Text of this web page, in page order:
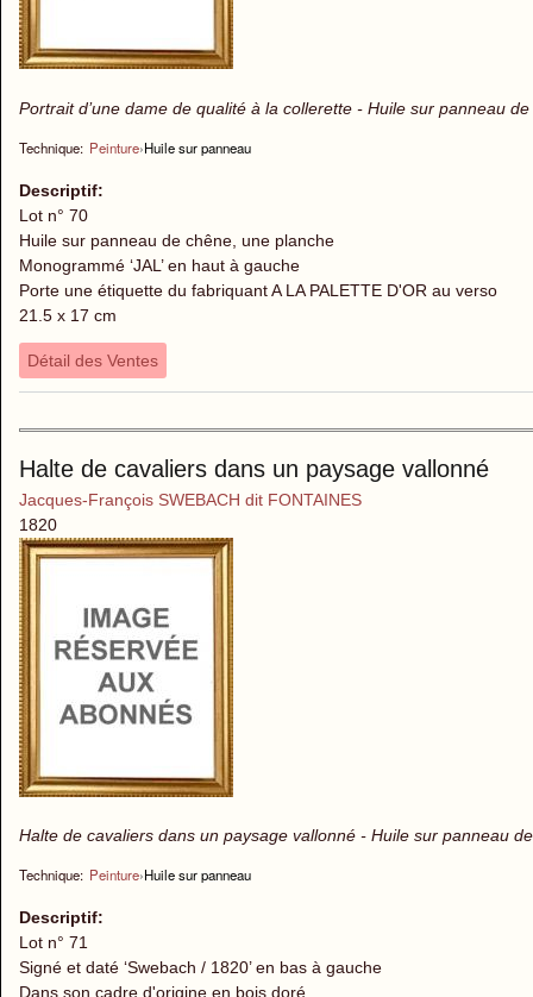
Portrait d’une dame de qualité à la collerette - Huile sur panneau
Technique: Peinture›Huile sur panneau
Descriptif:
Lot n° 70
Huile sur panneau de chêne, une planche
Monogrammé ‘JAL’ en haut à gauche
Porte une étiquette du fabriquant A LA PALETTE D'OR au verso
21.5 x 17 cm
Détail des Ventes
Halte de cavaliers dans un paysage vallonné
Jacques-François SWEBACH dit FONTAINES
1820
Halte de cavaliers dans un paysage vallonné - Huile sur panneau
Technique: Peinture›Huile sur panneau
Descriptif:
Lot n° 71
Signé et daté ‘Swebach / 1820’ en bas à gauche
Dans son cadre d'origine en bois doré